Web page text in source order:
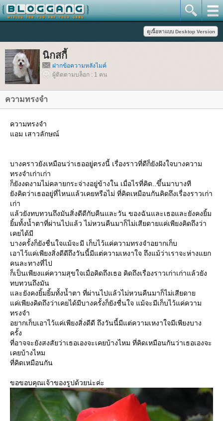
นิกสกี้
ฝากข้อความหลังไมค์
ผู้ติดตามบล็อก : 1 คน
ความทรงจำ
ความทรงจำ
อม เสาวลักษณ์
บางคราวยังเหมือนว่าเธออยู่ตรงนี้ เรื่องราวที่ดีก็ยังฝังใจบางความ
ทรงจำเก่าเก่า
ก็ยังงดงามไม่คลายกระจ่างอยู่ข้างใน เมื่อไรที่คิด..ขึ้นมาบางที
ังคิดว่าเธออยู่ที่ไหนแล้วเคยหรือไม่ ที่คิดเหมือนกันคิดถึงเรื่องราวเก่า
เก่า
ล้วยังทบทวนถึงมันสิ่งดีดีกับคืนและวัน ของฉันและเธอและยังคงยิ้ม
ิ้มทั้งน้ำตาที่ผ่านไปแล้ว ไม่หวนคืนมาก็ไม่เสียดายแค่เพียงคิดถึงว่า
เคยได้มี
บางครั้งก็ยังชื่นใจแม้จะมี เก็บไว้แค่ความทรงจำอยากเก็บ
เอาไว้แค่เพียงสิ่งดีดีถึงวันนี้มีแต่ความเหงาใจ ถึงแม้ว่าเราจะห่างแยก
คนละทางที่ไป
ก็เป็นเพียงแค่ความสุขใจเมื่อคิดถึงเธอ คิดถึงเรื่องราวเก่าเก่าแล้วยัง
ทบทวนถึงมัน
ละยังคงยิ้มยิ้มทั้งน้ำตา ที่ผ่านไปแล้วไม่หวนคืนมาก็ไม่เสียดา
ค่เพียงคิดถึงว่าเคยได้มีบางครั้งก็ยังชื่นใจ แม้จะมีเก็บไว้แค่ความ
ทรงจำ
อยากเก็บเอาไว้แค่เพียงสิ่งดีดี ถึงวันนี้มีแต่ความเหงาใจมีเพียงบาง
ครั้ง
ที่อาจจะยังสงสัยว่าเธอเองจะเคยบ้างไหม ที่คิดเหมือนกันว่าเธอเองจะ
เคยบ้างไหม
ที่คิดเหมือนกัน
ขอขอบคุณเจ้าของรูปด้วยน่ะค่ะ